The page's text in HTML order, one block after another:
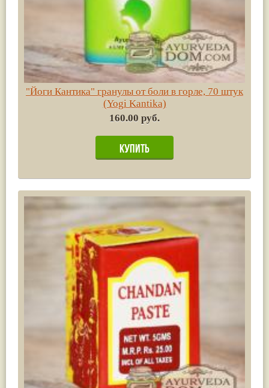
"Йоги Кантика" гранулы от боли в горле, 70 штук
(Yogi Kantika)
160.00 руб.